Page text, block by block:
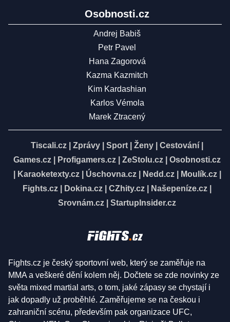
Osobnosti.cz
Andrej Babiš
Petr Pavel
Hana Zagorová
Kazma Kazmitch
Kim Kardashian
Karlos Vémola
Marek Ztracený
Tiscali.cz Zprávy Sport Ženy Cestování
Games.cz
Profigamers.cz ZeStolu.cz
Osobnosti.cz
Karaoketexty.cz| Úschovna.cz| Nedd.cz| Moulík.cz|
Fights.cz
Dokina.cz CZhity.cz Našepeníze.cz
Srovnám.cz
StartupInsider.cz
Fights.cz je český sportovní web, který se zaměřuje na
MMA a veškeré dění kolem něj. Dočtete se zde novinky ze
světa mixed martial arts, o tom, jaké zápasy se chystají i
jak dopadly už proběhlé. Zaměřujeme se na českou i
zahraniční scénu, především pak organizace UFC,